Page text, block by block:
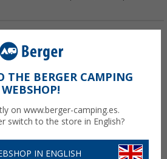
THE BERGER CAMPING
WEBSHOP!
on www.berger-camping.es.
switch to the store in English?
IN ENGLISH